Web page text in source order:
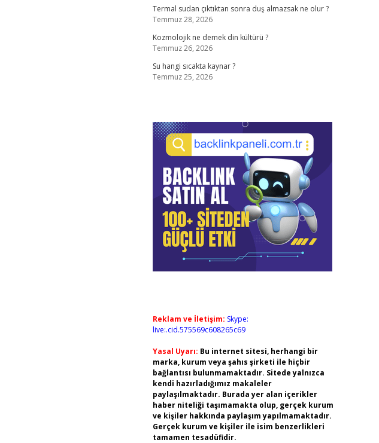
Termal sudan çıktıktan sonra duş almazsak ne olur ?
Temmuz 28, 2026
Kozmolojik ne demek din kültürü ?
Temmuz 26, 2026
Su hangi sıcakta kaynar ?
Temmuz 25, 2026
Reklam ve İletişim: Skype:
live:.cid.575569c608265c69
Yasal Uyarı: Bu internet sitesi, herhangi bir
marka, kurum veya şahıs şirketi ile hiçbir
bağlantısı bulunmamaktadır. Sitede yalnızca
kendi hazırladığımız makaleler
paylaşılmaktadır. Burada yer alan içerikler
haber niteliği taşımamakta olup, gerçek kurum
ve kişiler hakkında paylaşım yapılmamaktadır.
Gerçek kurum ve kişiler ile isim benzerlikleri
tamamen tesadüfidir.